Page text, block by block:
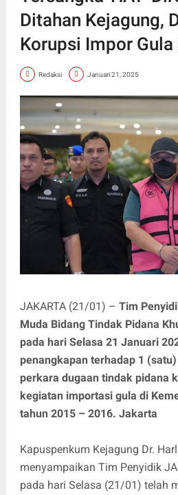
Ditahan Kejagung,
Korupsi Impor
Redaksi Januari 21, 2025
JAKARTA (21/01) – Tim
Muda Bidang Tindak Pidana
pada hari Selasa 21 Januari
penangkapan terhadap 1
perkara dugaan tindak pidana
kegiatan importasi gula di
tahun 2015 – 2016. Jakarta
Kapuspenkum Kejagung Dr.
menyampaikan Tim Penyidik
pada hari Selasa (21/01) telah